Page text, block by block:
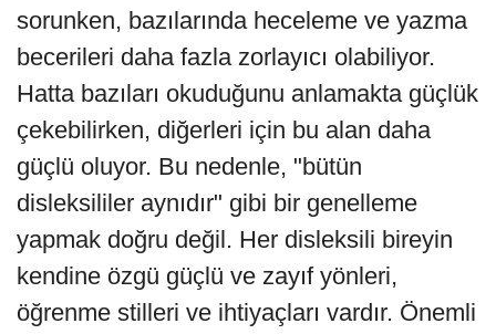
sorunken, bazılarında heceleme ve yazma
becerileri daha fazla zorlayıcı olabiliyor.
Hatta bazıları okuduğunu anlamakta güçlük
çekebilirken, diğerleri için bu alan daha
güçlü oluyor. Bu nedenle, "bütün
disleksililer aynıdır" gibi bir genelleme
yapmak doğru değil. Her disleksili bireyin
kendine özgü güçlü ve zayıf yönleri,
öğrenme stilleri ve ihtiyaçları vardır. Önemli